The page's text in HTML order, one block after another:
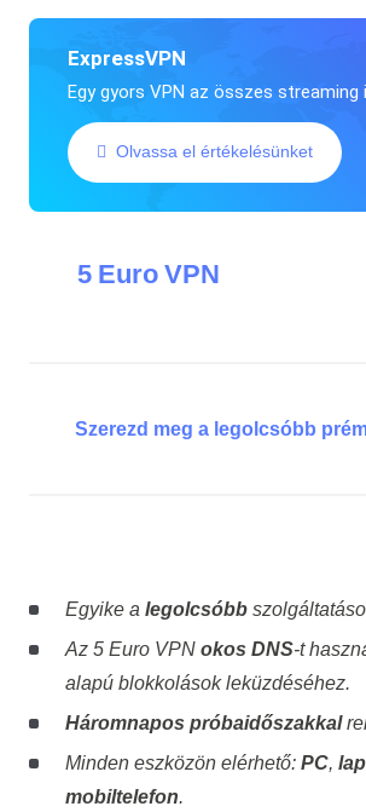
ExpressVPN
Egy gyors VPN az összes streaming
Olvassa el értékelésünket
5 Euro VPN
Szerezd meg a legolcsóbb
Egyike a legolcsóbb
Az 5 Euro VPN okos DNS-t
alapú blokkolások leküzdéséhez.
Háromnapos próbaidőszakkal
Minden eszközön elérhető: PC,
mobiltelefon.